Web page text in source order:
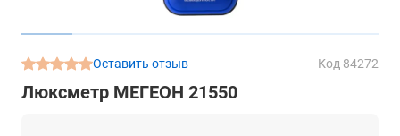
Оставить отзыв Код 84272
Люксметр МЕГЕОН 21550